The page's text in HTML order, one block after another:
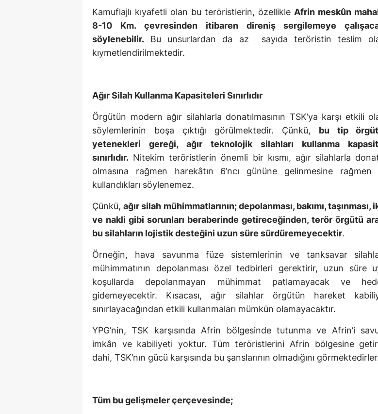
Kamuflajlı kıyafetli olan bu teröristlerin, özellikleAfrin meskûn
8-10 Km. çevresinden itibaren direniş sergilemeye
söylenebilir. Bu unsurlardan da az sayıda teröristin teslim
kıymetlendirilmektedir.
Ağır Silah Kullanma Kapasiteleri Sınırlıdır
Örgütün modern ağır silahlarla donatılmasının TSK’ya karşı etkili
söylemlerinin boşa çıktığı görülmektedir. Çünkü, bu tip
yetenekleri gereği, ağır teknolojik silahları kullanma
sınırlıdır. Nitekim teröristlerin önemli bir kısmı, ağır silahlarla
olmasına rağmen harekâtın 6’ncı gününe gelinmesine rağmen
kullandıkları söylenemez.
Çünkü,ağır silah mühimmatlarının; depolanması, bakımı, taşınması,
ve nakli gibi sorunları beraberinde getireceğinden, terör örgütü
bu silahların lojistik desteğini uzun süre sürdüremeyecektir.
Örneğin, hava savunma füze sistemlerinin ve tanksavar
mühimmatının depolanması özel tedbirleri gerektirir, uzun süre
koşullarda depolanmayan mühimmat patlamayacak ve
gidemeyecektir. Kısacası, ağır silahlar örgütün hareket
sınırlayacağından etkili kullanmaları mümkün olamayacaktır.
YPG’nin, TSK karşısında Afrin bölgesinde tutunma ve Afrin’i
imkân ve kabiliyeti yoktur. Tüm teröristlerini Afrin bölgesine
dahi, TSK’nın gücü karşısında bu şanslarının olmadığını
Tüm bu gelişmeler çerçevesinde;